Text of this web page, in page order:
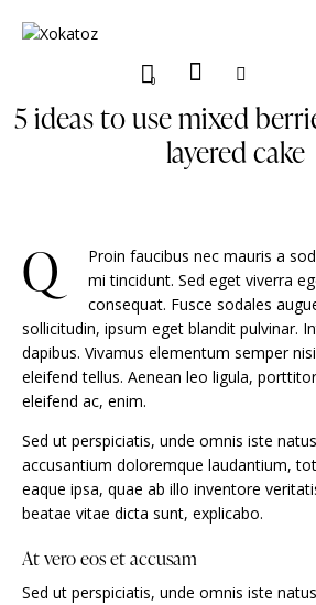
0
5 ideas to use mixed
layered cake
Q
Proin faucibus nec mauris a
mi tincidunt. Sed eget viverra
consequat. Fusce sodales
sollicitudin, ipsum eget blandit pulvinar.
dapibus. Vivamus elementum semper
eleifend tellus. Aenean leo ligula,
eleifend ac, enim.
Sed ut perspiciatis, unde omnis iste
accusantium doloremque laudantium,
eaque ipsa, quae ab illo inventore
beatae vitae dicta sunt, explicabo.
At vero eos et accusam
Sed ut perspiciatis, unde omnis iste